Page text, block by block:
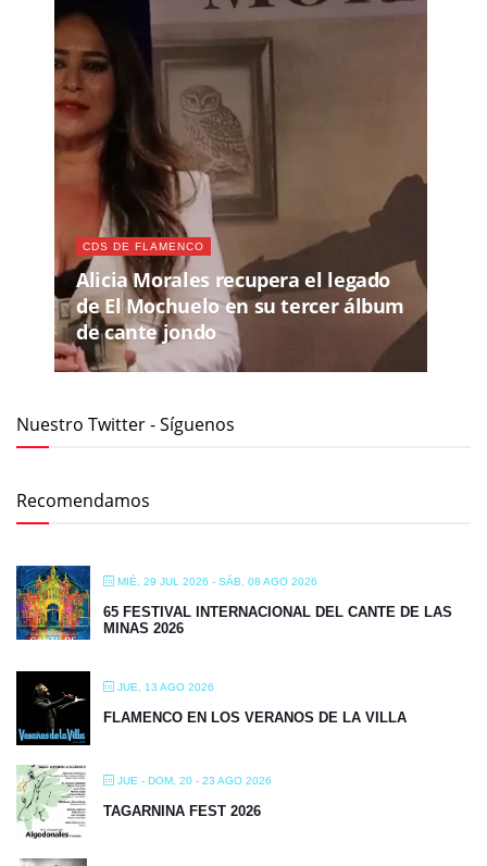
CDS DE FLAMENCO
Alicia Morales recupera el legado
de El Mochuelo en su tercer álbum
de cante jondo
Nuestro Twitter - Síguenos
Recomendamos
MIÉ, 29 JUL 2026 - SÁB, 08 AGO 2026
65 FESTIVAL INTERNACIONAL DEL CANTE DE LAS
MINAS 2026
JUE, 13 AGO 2026
FLAMENCO EN LOS VERANOS DE LA VILLA
JUE - DOM, 20 - 23 AGO 2026
TAGARNINA FEST 2026